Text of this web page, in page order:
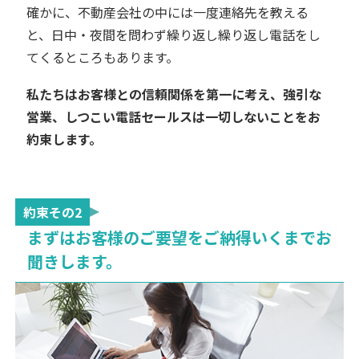
確かに、不動産会社の中には一度連絡先を教える
と、日中・夜間を問わず繰り返し繰り返し電話をし
てくるところもあります。
私たちはお客様との信頼関係を第一に考え、強引な
営業、しつこい電話セールスは一切しないことをお
約束します。
約束その2
まずはお客様のご要望をご納得いくまでお
聞きします。